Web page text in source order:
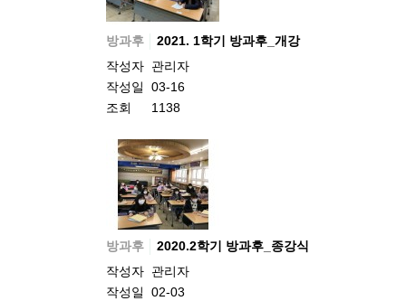
방과후
2021. 1학기 방과후_개강
작성자 관리자
작성일
03-16
조회
1138
방과후
2020.2학기 방과후_종강식
작성자 관리자
작성일
02-03